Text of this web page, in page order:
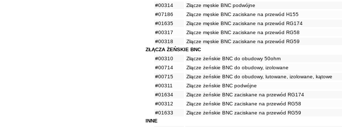
#00314
Złącze męskie BNC podwójne
#07186
Złącze męskie BNC zaciskane na przewód H155
#01635
Złącze męskie BNC zaciskane na przewód RG174
#00317
Złącze męskie BNC zaciskane na przewód RG58
#00318
Złącze męskie BNC zaciskane na przewód RG59
ZŁĄCZA ŻEŃSKIE BNC
#00310
Złącze żeńskie BNC do obudowy 50ohm
#00714
Złącze żeńskie BNC do obudowy, izolowane
#00715
Złącze żeńskie BNC do obudowy, lutowane, izolowane, kątowe
#00311
Złącze żeńskie BNC podwójne
#01634
Złącze żeńskie BNC zaciskane na przewód RG174
#00312
Złącze żeńskie BNC zaciskane na przewód RG58
#01633
Złącze żeńskie BNC zaciskane na przewód RG59
INNE